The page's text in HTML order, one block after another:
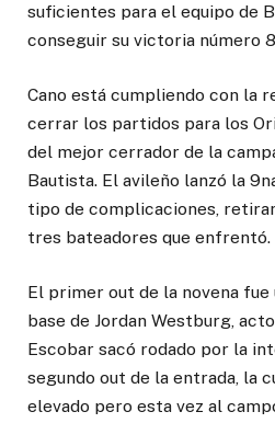
suficientes para el equipo de
conseguir su victoria número
Cano está cumpliendo con la
cerrar los partidos para los
del mejor cerrador de la
Bautista. El avileño lanzó la
tipo de complicaciones,
tres bateadores que enfrentó.
El primer out de la novena fue
base de Jordan Westburg,
Escobar sacó rodado por la
segundo out de la entrada, la
elevado pero esta vez al